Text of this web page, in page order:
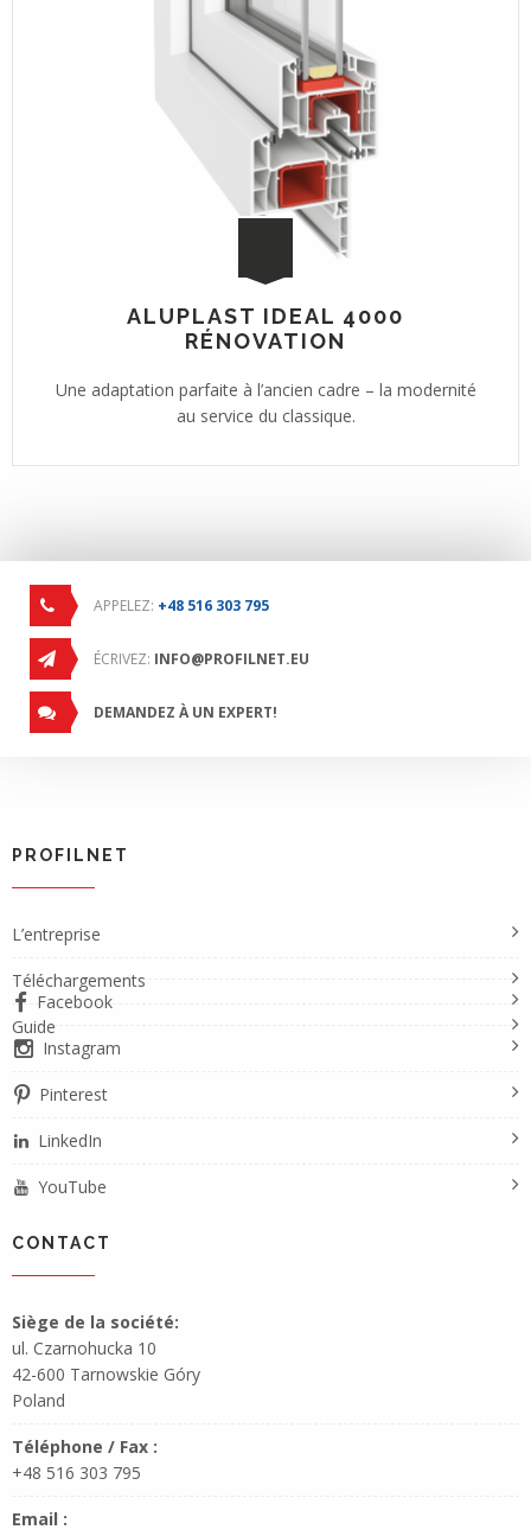
ALUPLAST IDEAL 4000
RÉNOVATION
Une adaptation parfaite à l’ancien cadre – la modernité
au service du classique.
APPELEZ: +48 516 303 795
ÉCRIVEZ: INFO@PROFILNET.EU
DEMANDEZ À UN EXPERT!
PROFILNET
L’entreprise
Téléchargements
Guide
Facebook
Instagram
Pinterest
LinkedIn
YouTube
CONTACT
Siège de la société:
ul. Czarnohucka 10
42-600 Tarnowskie Góry
Poland
Téléphone / Fax :
+48 516 303 795
Email :